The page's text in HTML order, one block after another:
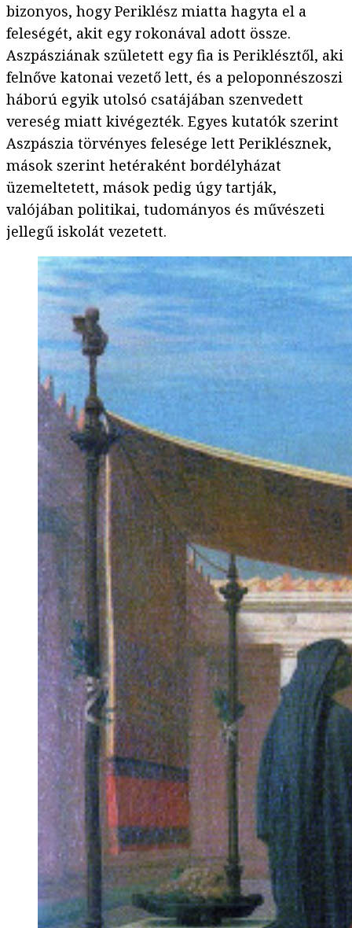
bizonyos, hogy Periklész miatta hagyta el a
feleségét, akit egy rokonával adott össze.
Aszpásziának született egy fia is Periklésztől, aki
felnőve katonai vezető lett, és a peloponnészoszi
háború egyik utolsó csatájában szenvedett
vereség miatt kivégezték. Egyes kutatók szerint
Aszpászia törvényes felesége lett Periklésznek,
mások szerint hetéraként bordélyházat
üzemeltetett, mások pedig úgy tartják,
valójában politikai, tudományos és művészeti
jellegű iskolát vezetett.